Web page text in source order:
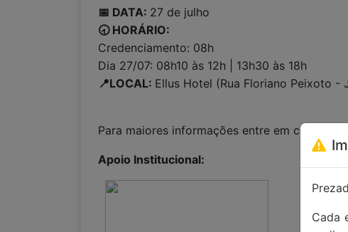
📅 DATA: 27 de julho
🕣 HORÁRIO:
Credenciamento: 08h
Dia 27/07: 08h10 às 12h | 13h30 às 18h
📍LOCAL: Ellus Hotel (Rua Floriano Peixoto -
Para maiores informações entre em contato:
Apoio Institucional:
Cada